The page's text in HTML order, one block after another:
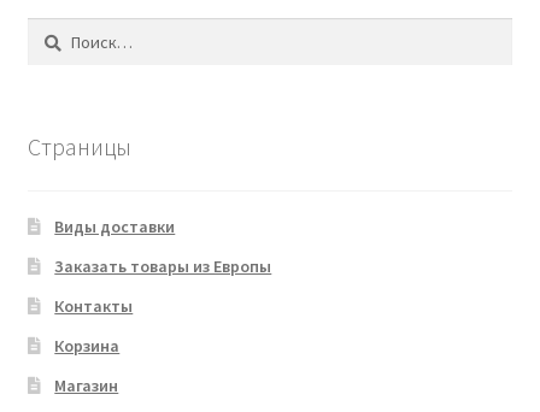
Найти:
Страницы
Виды доставки
Заказать товары из Европы
Контакты
Корзина
Магазин